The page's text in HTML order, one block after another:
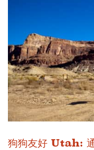
狗狗友好 Utah: